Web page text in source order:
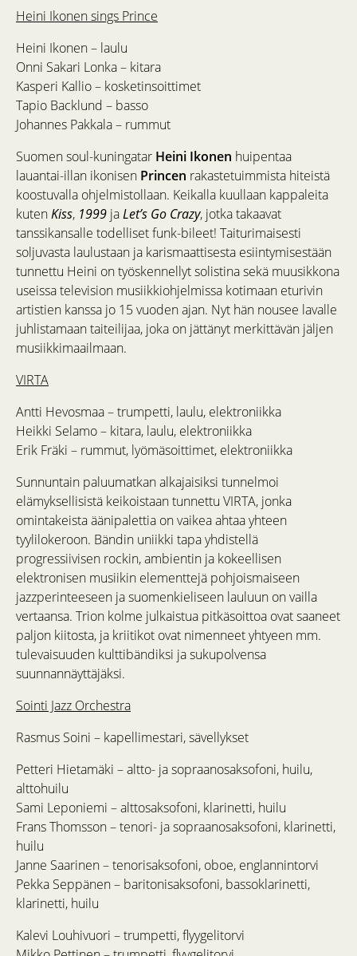
Heini Ikonen sings Prince
Heini Ikonen – laulu
Onni Sakari Lonka – kitara
Kasperi Kallio – kosketinsoittimet
Tapio Backlund – basso
Johannes Pakkala – rummut
Suomen soul-kuningatar Heini Ikonen huipentaa
lauantai-illan ikonisen Princen rakastetuimmista hiteistä
koostuvalla ohjelmistollaan. Keikalla kuullaan kappaleita
kutenKiss, 1999 jaLet’s Go Crazy, jotka takaavat
tanssikansalle todelliset funk-bileet! Taiturimaisesti
soljuvasta laulustaan ja karismaattisesta esiintymisestään
tunnettu Heini on työskennellyt solistina sekä muusikkona
useissa television musiikkiohjelmissa kotimaan eturivin
artistien kanssa jo 15 vuoden ajan. Nyt hän nousee lavalle
juhlistamaan taiteilijaa, joka on jättänyt merkittävän jäljen
musiikkimaailmaan.
VIRTA
Antti Hevosmaa – trumpetti, laulu, elektroniikka
Heikki Selamo – kitara, laulu, elektroniikka
Erik Fräki – rummut, lyömäsoittimet, elektroniikka
Sunnuntain paluumatkan alkajaisiksi tunnelmoi
elämyksellisistä keikoistaan tunnettu VIRTA, jonka
omintakeista äänipalettia on vaikea ahtaa yhteen
tyylilokeroon. Bändin uniikki tapa yhdistellä
progressiivisen rockin, ambientin ja kokeellisen
elektronisen musiikin elementtejä pohjoismaiseen
jazzperinteeseen ja suomenkieliseen lauluun on vailla
vertaansa. Trion kolme julkaistua pitkäsoittoa ovat saaneet
paljon kiitosta, ja kriitikot ovat nimenneet yhtyeen mm.
tulevaisuuden kulttibändiksi ja sukupolvensa
suunnannäyttäjäksi.
Sointi Jazz Orchestra
Rasmus Soini – kapellimestari, sävellykset
Petteri Hietamäki – altto- ja sopraanosaksofoni, huilu,
alttohuilu
Sami Leponiemi – alttosaksofoni, klarinetti, huilu
Frans Thomsson – tenori- ja sopraanosaksofoni, klarinetti,
huilu
Janne Saarinen – tenorisaksofoni, oboe, englannintorvi
Pekka Seppänen – baritonisaksofoni, bassoklarinetti,
klarinetti, huilu
Kalevi Louhivuori – trumpetti, flyygelitorvi